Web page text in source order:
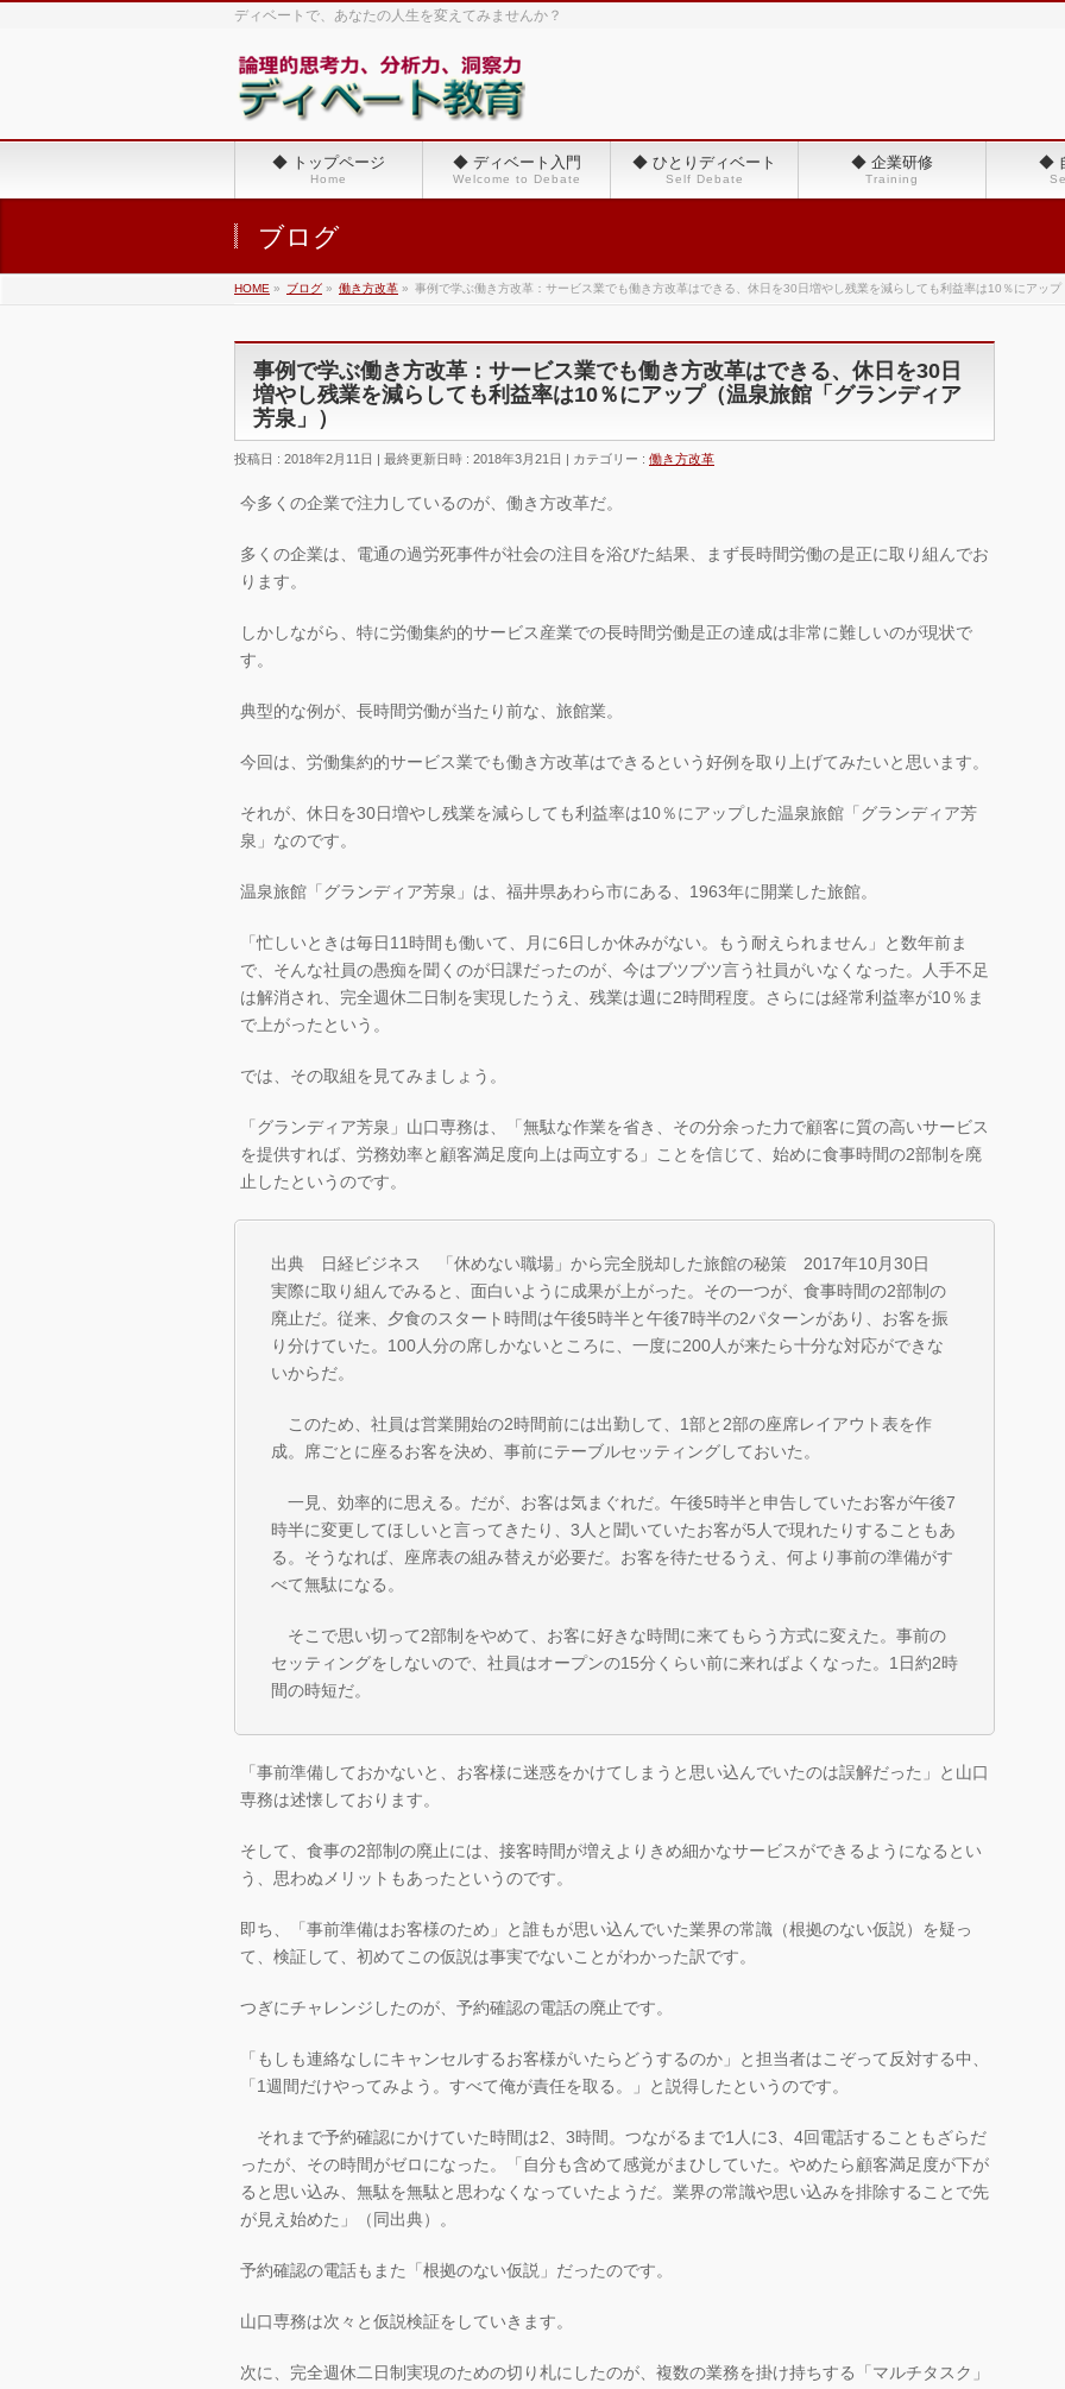
ディベートで、あなたの人生を変えてみませんか？
◆ トップページ
Home
◆ ディベート入門
Welcome to Debate
◆ ひとりディベート
Self Debate
◆ 企業研修
Training
◆
ブログ
HOME » ブログ » 働き方改革 » 事例で学ぶ働き方改革：サービス業でも働き方改革はできる、休日を30日増やし残業を減らしても利益率は10％にアップ
事例で学ぶ働き方改革：サービス業でも働き方改革はできる、休日を30日
増やし残業を減らしても利益率は10％にアップ（温泉旅館「グランディア
芳泉」）
投稿日 : 2018年2月11日 最終更新日時 : 2018年3月21日 カテゴリー : 働き方改革
今多くの企業で注力しているのが、働き方改革だ。
多くの企業は、電通の過労死事件が社会の注目を浴びた結果、まず長時間労働の是正に取り組んでお
ります。
しかしながら、特に労働集約的サービス産業での長時間労働是正の達成は非常に難しいのが現状で
す。
典型的な例が、長時間労働が当たり前な、旅館業。
今回は、労働集約的サービス業でも働き方改革はできるという好例を取り上げてみたいと思います。
それが、休日を30日増やし残業を減らしても利益率は10％にアップした温泉旅館「グランディア芳
泉」なのです。
温泉旅館「グランディア芳泉」は、福井県あわら市にある、1963年に開業した旅館。
「忙しいときは毎日11時間も働いて、月に6日しか休みがない。もう耐えられません」と数年前ま
で、そんな社員の愚痴を聞くのが日課だったのが、今はブツブツ言う社員がいなくなった。人手不足
は解消され、完全週休二日制を実現したうえ、残業は週に2時間程度。さらには経常利益率が10％ま
で上がったという。
では、その取組を見てみましょう。
「グランディア芳泉」山口専務は、「無駄な作業を省き、その分余った力で顧客に質の高いサービス
を提供すれば、労務効率と顧客満足度向上は両立する」ことを信じて、始めに食事時間の2部制を廃
止したというのです。
出典 日経ビジネス 「休めない職場」から完全脱却した旅館の秘策 2017年10月30日
実際に取り組んでみると、面白いように成果が上がった。その一つが、食事時間の2部制の
廃止だ。従来、夕食のスタート時間は午後5時半と午後7時半の2パターンがあり、お客を振
り分けていた。100人分の席しかないところに、一度に200人が来たら十分な対応ができな
いからだ。
このため、社員は営業開始の2時間前には出勤して、1部と2部の座席レイアウト表を作
成。席ごとに座るお客を決め、事前にテーブルセッティングしておいた。
一見、効率的に思える。だが、お客は気まぐれだ。午後5時半と申告していたお客が午後7
時半に変更してほしいと言ってきたり、3人と聞いていたお客が5人で現れたりすることもあ
る。そうなれば、座席表の組み替えが必要だ。お客を待たせるうえ、何より事前の準備がす
べて無駄になる。
そこで思い切って2部制をやめて、お客に好きな時間に来てもらう方式に変えた。事前の
セッティングをしないので、社員はオープンの15分くらい前に来ればよくなった。1日約2時
間の時短だ。
「事前準備しておかないと、お客様に迷惑をかけてしまうと思い込んでいたのは誤解だった」と山口
専務は述懐しております。
そして、食事の2部制の廃止には、接客時間が増えよりきめ細かなサービスができるようになるとい
う、思わぬメリットもあったというのです。
即ち、「事前準備はお客様のため」と誰もが思い込んでいた業界の常識（根拠のない仮説）を疑っ
て、検証して、初めてこの仮説は事実でないことがわかった訳です。
つぎにチャレンジしたのが、予約確認の電話の廃止です。
「もしも連絡なしにキャンセルするお客様がいたらどうするのか」と担当者はこぞって反対する中、
「1週間だけやってみよう。すべて俺が責任を取る。」と説得したというのです。
それまで予約確認にかけていた時間は2、3時間。つながるまで1人に3、4回電話することもざらだ
ったが、その時間がゼロになった。「自分も含めて感覚がまひしていた。やめたら顧客満足度が下が
ると思い込み、無駄を無駄と思わなくなっていたようだ。業界の常識や思い込みを排除することで先
が見え始めた」（同出典）。
予約確認の電話もまた「根拠のない仮説」だったのです。
山口専務は次々と仮説検証をしていきます。
次に、完全週休二日制実現のための切り札にしたのが、複数の業務を掛け持ちする「マルチタスク」